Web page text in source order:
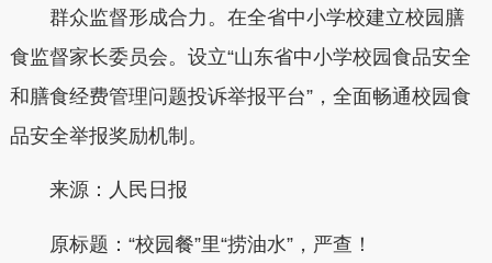
群众监督形成合力。在全省中小学校建立校园膳
食监督家长委员会。设立“山东省中小学校园食品安全
和膳食经费管理问题投诉举报平台”，全面畅通校园食
品安全举报奖励机制。
来源：人民日报
原标题：“校园餐”里“捞油水”，严查！